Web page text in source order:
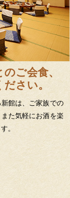
ご会食、
さい。
館は、ご家族での
た気軽にお酒を楽
。